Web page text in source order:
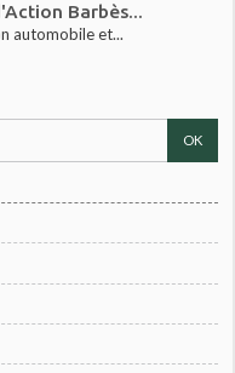
Barbès...
automobile et...